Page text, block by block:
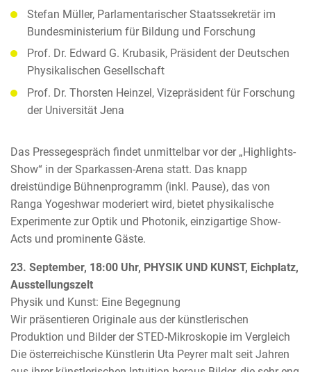
Stefan Müller, Parlamentarischer Staatssekretär im
Bundesministerium für Bildung und Forschung
Prof. Dr. Edward G. Krubasik, Präsident der Deutschen
Physikalischen Gesellschaft
Prof. Dr. Thorsten Heinzel, Vizepräsident für Forschung
der Universität Jena
Das Pressegespräch findet unmittelbar vor der „Highlights-
Show“ in der Sparkassen-Arena statt. Das knapp
dreistündige Bühnenprogramm (inkl. Pause), das von
Ranga Yogeshwar moderiert wird, bietet physikalische
Experimente zur Optik und Photonik, einzigartige Show-
Acts und prominente Gäste.
23. September, 18:00 Uhr, PHYSIK UND KUNST, Eichplatz,
Ausstellungszelt
Physik und Kunst: Eine Begegnung
Wir präsentieren Originale aus der künstlerischen
Produktion und Bilder der STED-Mikroskopie im Vergleich
Die österreichische Künstlerin Uta Peyrer malt seit Jahren